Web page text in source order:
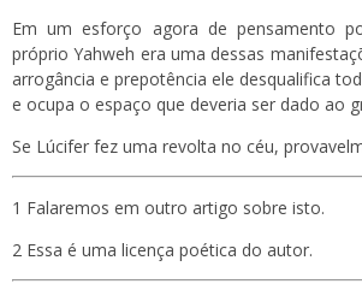
Em um esforço agora de pensamento
próprio Yahweh era uma dessas
arrogância e prepotência ele desqualifica
e ocupa o espaço que deveria ser dado ao
Se Lúcifer fez uma revolta no céu,
1 Falaremos em outro artigo sobre isto.
2 Essa é uma licença poética do autor.